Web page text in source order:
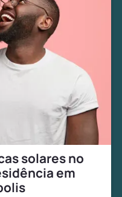
solares no
em